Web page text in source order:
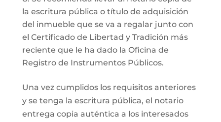
la escritura pública o título de adquisición
del inmueble que se va a regalar junto con
el Certificado de Libertad y Tradición más
reciente que le ha dado la Oficina de
Registro de Instrumentos Públicos.
Una vez cumplidos los requisitos anteriores
y se tenga la escritura pública, el notario
entrega copia auténtica a los interesados